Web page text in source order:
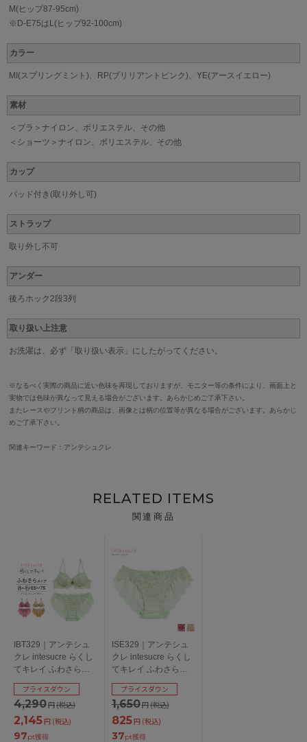
M(ヒップ87-95cm)
※D-E75はL(ヒップ92-100cm)
カラー
MI(スプリングミント)、RP(ブリリアントピンク)、YE(アースイエロー)
素材
＜ブラ＞ナイロン、ポリエステル、その他
＜ショーツ＞ナイロン、ポリエステル、その他
カップ
パッド付き(取り外し可)
ストラップ
取り外し不可
アンダー
後ろホック2段3列
取り扱い上注意
お洗濯は、必ず「取り扱い表示」にしたがってください。
※なるべく実際の商品に近い色味を再現しておりますが、モニター等の条件により、画面上と
実物では色味が異なって見える場合がございます。あらかじめご了承下さい。
またレースやプリント柄の商品は、画像とは柄の位置等が異なる場合がございます。あらかじ
めご了承下さい。
関連キーワード：アンテシュクレ
RELATED ITEMS
関連商品
IBT329｜アンテシュ
クレ intesucre らくし
てキレイ ふわさら
type ブラセット ナチ
ュラルバストメイク
BCDEカップ アンダー
65/70/75cm
4,290円(税込)
プライスダウン
2,145円 (税込)
97pt獲得
ISE329｜アンテシュ
クレ intesucre らくし
てキレイ ふわさら
type IBT329ペア サニ
タリーショーツ ウィ
ング対応 全3色 M
1,650円(税込)
プライスダウン
825円 (税込)
37pt獲得